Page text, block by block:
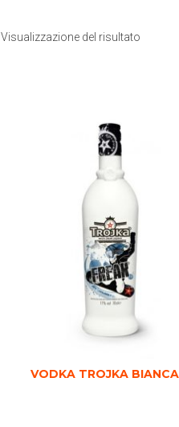
Visualizzazione del risultato
VODKA TROJKA BIANCA